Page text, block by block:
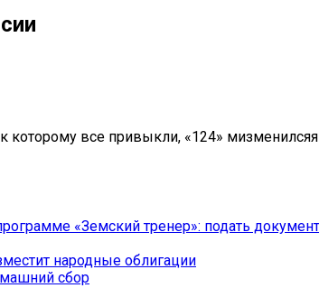
которому все привыкли, «124»
«Земский тренер»: подать
народные облигации
сбор